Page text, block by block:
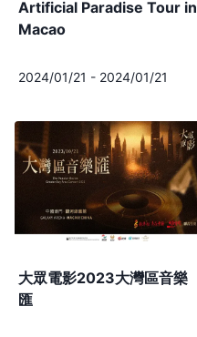
Artificial Paradise Tour in
Macao
2024/01/21 - 2024/01/21
大眾電影2023大灣區音樂
匯